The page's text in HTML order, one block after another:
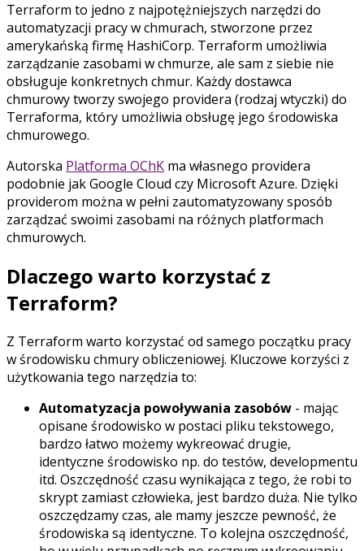
Terraform to jedno z najpotężniejszych narzędzi do
automatyzacji pracy w chmurach, stworzone przez
amerykańską firmę HashiCorp. Terraform umożliwia
zarządzanie zasobami w chmurze, ale sam z siebie nie
obsługuje konkretnych chmur. Każdy dostawca
chmurowy tworzy swojego providera (rodzaj wtyczki) do
Terraforma, który umożliwia obsługę jego środowiska
chmurowego.
Autorska Platforma OChK ma własnego providera
podobnie jak Google Cloud czy Microsoft Azure. Dzięki
providerom można w pełni zautomatyzowany sposób
zarządzać swoimi zasobami na różnych platformach
chmurowych.
Dlaczego warto korzystać z
Terraform?
Z Terraform warto korzystać od samego początku pracy
w środowisku chmury obliczeniowej. Kluczowe korzyści z
użytkowania tego narzędzia to:
Automatyzacja powoływania zasobów - mając
opisane środowisko w postaci pliku tekstowego,
bardzo łatwo możemy wykreować drugie,
identyczne środowisko np. do testów, developmentu
itd. Oszczędność czasu wynikająca z tego, że robi to
skrypt zamiast człowieka, jest bardzo duża. Nie tylko
oszczędzamy czas, ale mamy jeszcze pewność, że
środowiska są identyczne. To kolejna oszczędność,